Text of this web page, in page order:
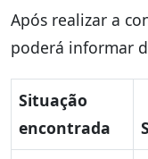
Após realizar a
poderá informar
Situação
encontrada